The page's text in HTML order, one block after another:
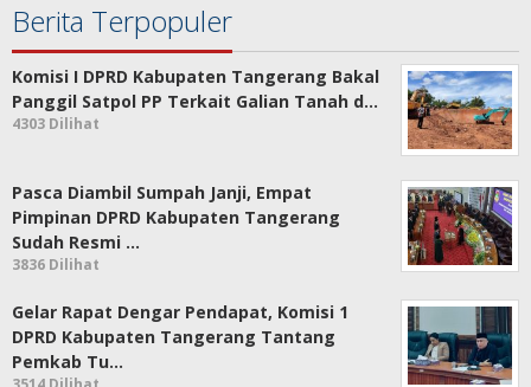
Berita Terpopuler
Komisi I DPRD Kabupaten Tangerang Bakal
Panggil Satpol PP Terkait Galian Tanah d…
4303 Dilihat
Pasca Diambil Sumpah Janji, Empat
Pimpinan DPRD Kabupaten Tangerang
Sudah Resmi …
3836 Dilihat
Gelar Rapat Dengar Pendapat, Komisi 1
DPRD Kabupaten Tangerang Tantang
Pemkab Tu…